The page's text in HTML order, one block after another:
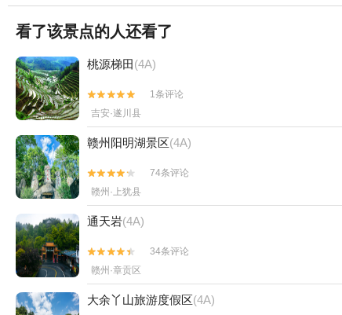
看了该景点的人还看了
桃源梯田(4A)


1条评论
吉安·遂川县
赣州阳明湖景区(4A)


74条评论
赣州·上犹县
通天岩(4A)


34条评论
赣州·章贡区
大余丫山旅游度假区(4A)